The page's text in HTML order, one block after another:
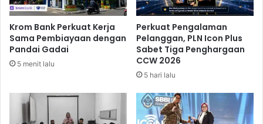
b
e
r
l
n
u
Krom Bank Perkuat Kerja
Sama Pembiayaan dengan
Pandai Gadai
5 menit lalu
Perkuat Pengalaman
Pelanggan, PLN Icon Plus
Sabet Tiga Penghargaan
CCW 2026
5 hari lalu